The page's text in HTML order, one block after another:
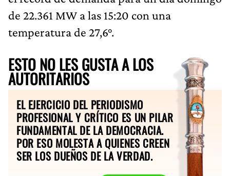
de 22.361 MW a las 15:20 con una
temperatura de 27,6°.
ESTO NO LES GUSTA A LOS
AUTORITARIOS
EL EJERCICIO DEL PERIODISMO
PROFESIONAL Y CRÍTICO ES UN PILAR
FUNDAMENTAL DE LA DEMOCRACIA.
POR ESO MOLESTA A QUIENES CREEN
SER LOS DUEÑOS DE LA VERDAD.